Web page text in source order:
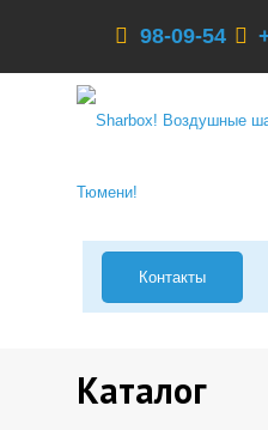
98-09-54
Контакты
Каталог